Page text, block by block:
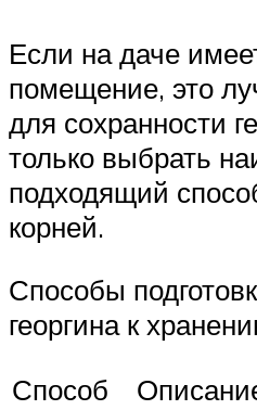
Если на даче
помещение, это
для сохранности
только выбрать
подходящий
корней.
Способы
георгина к
Способ